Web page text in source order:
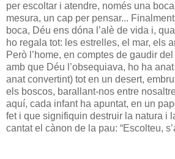
per escoltar i atendre, només una
mesura, un cap per pensar...
boca, Déu ens dóna l’alè de vida i,
ho regala tot: les estrelles, el mar, els
Però l’home, en comptes de gaudir
amb que Déu l’obsequiava, ho ha
anat convertint) tot en un desert,
els boscos, barallant-nos entre
aquí, cada infant ha apuntat, en un
fet i que signifiquin destruir la natura i
cantat el cànon de la pau: “Escolteu,